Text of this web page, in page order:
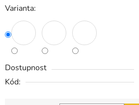
Varianta:
Dostupnost
Kód: